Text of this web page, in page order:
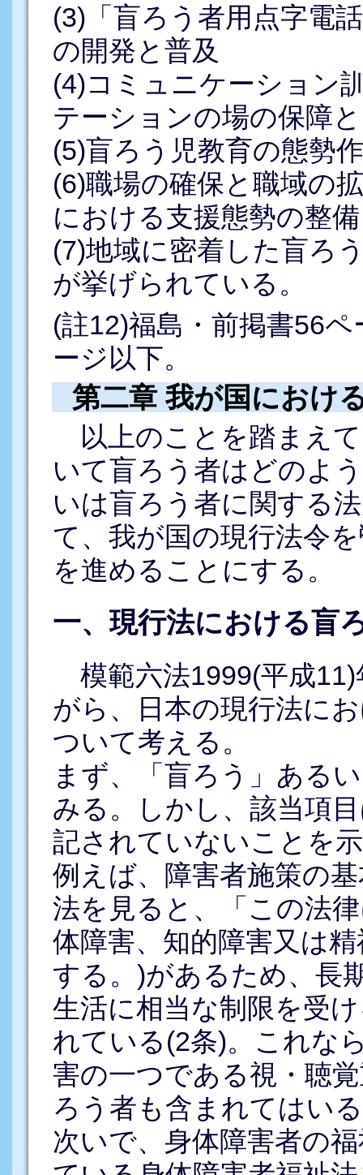
(3)「盲ろう者用点字電
の開発と普及
(4)コミュニケーション
テーションの場の保障
(5)盲ろう児教育の態勢
(6)職場の確保と職域の
における支援態勢の整備
(7)地域に密着した盲ろ
が挙げられている。
(註12)福島・前掲書56
ージ以下。
第二章 我が国におけ
以上のことを踏まえ
いて盲ろう者はどのよ
いは盲ろう者に関する
て、我が国の現行法令
を進めることにする。
一、現行法における盲
模範六法1999(平成
がら、日本の現行法に
ついて考える。
まず、「盲ろう」ある
みる。しかし、該当項
記されていないことを
例えば、障害者施策の
法を見ると、「この法
体障害、知的障害又は
する。)があるため、長
生活に相当な制限を受
れている(2条)。これな
害の一つである視・聴
ろう者も含まれてはい
次いで、身体障害者の